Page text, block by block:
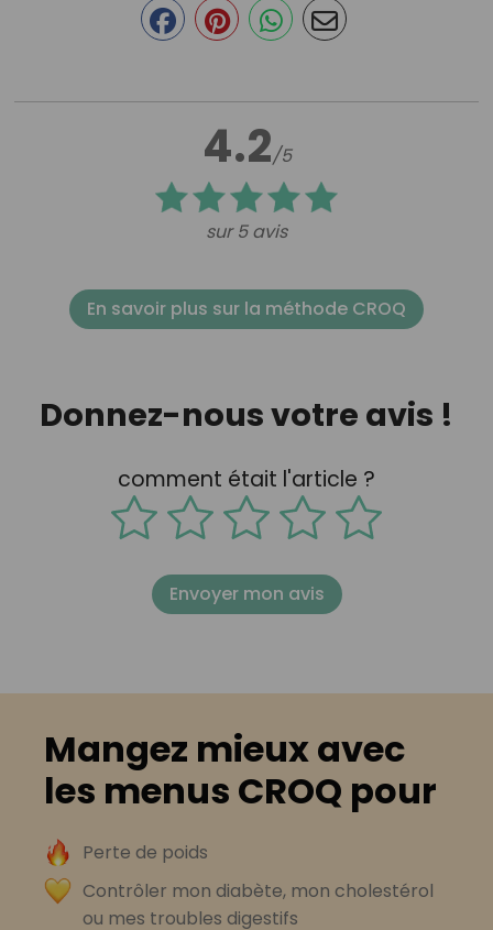
4.2/5
sur 5 avis
En savoir plus sur la méthode CROQ
Donnez-nous votre avis !
comment était l'article ?
Envoyer mon avis
Mangez mieux avec
les menus CROQ pour
Perte de poids
Contrôler mon diabète, mon cholestérol
ou mes troubles digestifs